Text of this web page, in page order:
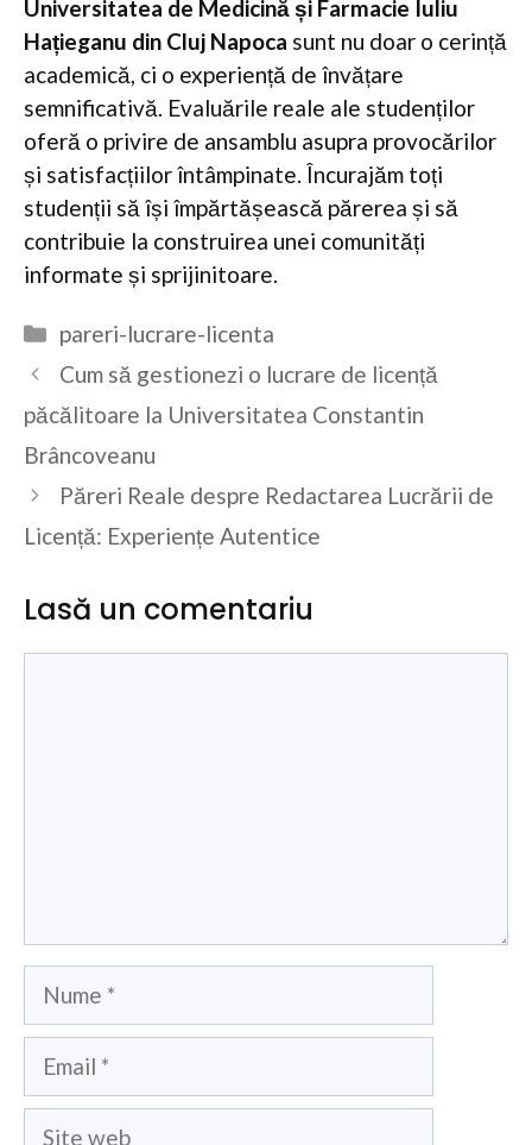
Universitatea de Medicină și Farmacie Iuliu
Hațieganu din Cluj Napoca sunt nu doar o cerință
academică, ci o experiență de învățare
semnificativă. Evaluările reale ale studenților
oferă o privire de ansamblu asupra provocărilor
și satisfacțiilor întâmpinate. Încurajăm toți
studenții să își împărtășească părerea și să
contribuie la construirea unei comunități
informate și sprijinitoare.
Categorii
pareri-lucrare-licenta
Cum să gestionezi o lucrare de licență
păcălitoare la Universitatea Constantin
Brâncoveanu
Păreri Reale despre Redactarea Lucrării de
Licență: Experiențe Autentice
Lasă un comentariu
Nume
Email
Site